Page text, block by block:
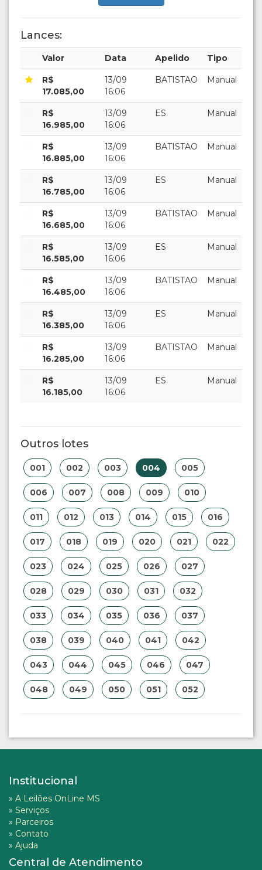
Lances:
Valor Data Apelido Tipo
R$
17.085,00
13/09
16:06
BATISTAO Manual
R$
16.985,00
13/09
16:06
ES Manual
R$
16.885,00
13/09
16:06
BATISTAO Manual
R$
16.785,00
13/09
16:06
ES Manual
R$
16.685,00
13/09
16:06
BATISTAO Manual
R$
16.585,00
13/09
16:06
ES Manual
R$
16.485,00
13/09
16:06
BATISTAO Manual
R$
16.385,00
13/09
16:06
ES Manual
R$
16.285,00
13/09
16:06
BATISTAO Manual
R$
16.185,00
13/09
16:06
ES Manual
Outros lotes
001 002 003 004 005
006 007 008 009 010
011 012 013 014 015 016
017 018 019 020 021 022
023 024 025 026 027
028 029 030 031 032
033 034 035 036 037
038 039 040 041 042
043 044 045 046 047
048 049 050 051 052
Institucional
» A Leilões OnLine MS
» Serviços
» Parceiros
» Contato
» Ajuda
Central de Atendimento